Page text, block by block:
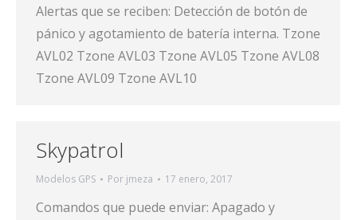
Alertas que se reciben: Detección de botón de
pánico y agotamiento de batería interna. Tzone
AVL02 Tzone AVL03 Tzone AVL05 Tzone AVL08
Tzone AVL09 Tzone AVL10
Skypatrol
Modelos GPS Por jmeza 17 enero, 2017
Comandos que puede enviar: Apagado y